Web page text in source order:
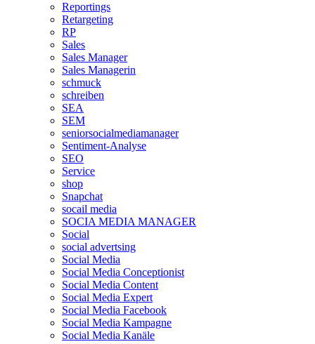
Reportings
Retargeting
RP
Sales
Sales Manager
Sales Managerin
schmuck
schreiben
SEA
SEM
seniorsocialmediamanager
Sentiment-Analyse
SEO
Service
shop
Snapchat
socail media
SOCIA MEDIA MANAGER
Social
social advertsing
Social Media
Social Media Conceptionist
Social Media Content
Social Media Expert
Social Media Facebook
Social Media Kampagne
Social Media Kanäle